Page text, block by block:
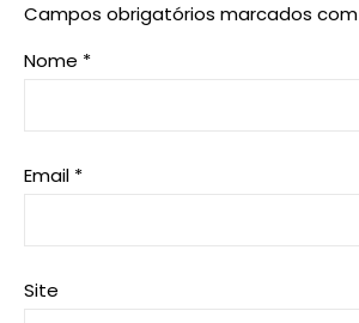
Campos obrigatórios marcados com
Nome *
Email *
Site